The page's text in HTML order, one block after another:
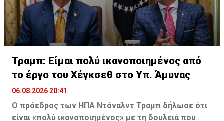
Τραμπ: Είμαι πολύ ικανοποιημένος από
το έργο του Χέγκσεθ στο Υπ. Άμυνας
06.08.2026 20:41
Ο πρόεδρος των ΗΠΑ Ντόναλντ Τραμπ δήλωσε ότι
είναι «πολύ ικανοποιημένος» με τη δουλειά που